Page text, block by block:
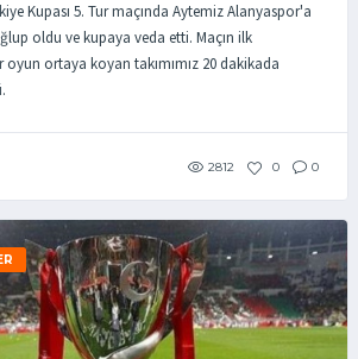
Kupası 5. Tur maçında Aytemiz Alanyaspor'a
oldu ve kupaya veda etti. Maçın ilk
ortaya koyan takımımız 20 dakikada
2812 0 0